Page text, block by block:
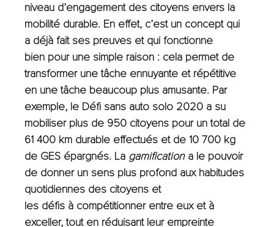
niveau d’engagement des citoyens envers la
mobilité durable. En effet, c’est un concept qui
a déjà fait ses preuves et qui fonctionne
bien pour une simple raison : cela permet de
transformer une tâche ennuyante et répétitive
en une tâche beaucoup plus amusante. Par
exemple, le Défi sans auto solo 2020 a su
mobiliser plus de 950 citoyens pour un total de
61 400 km durable effectués et de 10 700 kg
de GES épargnés. La gamification a le pouvoir
de donner un sens plus profond aux habitudes
quotidiennes des citoyens et
les défis à compétitionner entre eux et à
exceller, tout en réduisant leur empreinte